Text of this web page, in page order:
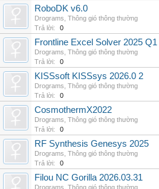
RoboDK v6.0
Drograms Thông gió thông thường
Trả lời:
0
Frontline Excel Solver 2025 Q1
Drograms Thông gió thông thường
Trả lời:
0
KISSsoft KISSsys 2026.0 2
Drograms Thông gió thông thường
Trả lời:
0
CosmothermX2022
Drograms Thông gió thông thường
Trả lời:
0
RF Synthesis Genesys 2025
Drograms Thông gió thông thường
Trả lời:
0
Filou NC Gorilla 2026.03.31
Drograms Thông gió thông thường